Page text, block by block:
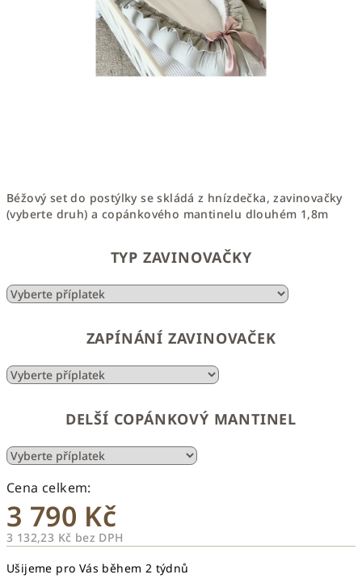
Béžový set do postýlky se skládá z hnízdečka, zavinovačky
(vyberte druh) a copánkového mantinelu dlouhém 1,8m
TYP ZAVINOVAČKY
ZAPÍNÁNÍ ZAVINOVAČEK
DELŠÍ COPÁNKOVÝ MANTINEL
3 790 Kč
3 132,23 Kč bez DPH
cena:
Ušijeme pro Vás během 2 týdnů